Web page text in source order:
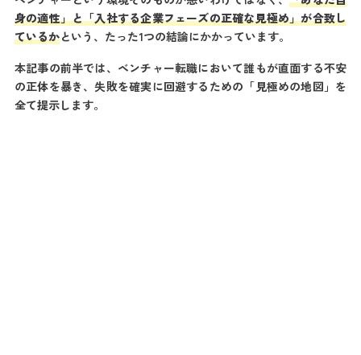
更
新
日
:
身の適性」と「入社する企業フェーズの正確な見極め」が合致し
ているかという、たった1つの結論にかかっています。
本記事の前半では、ベンチャー転職において誰もが直面する不安
の正体を暴き、失敗を確実に回避するための「見極めの地図」を
全て提示します。